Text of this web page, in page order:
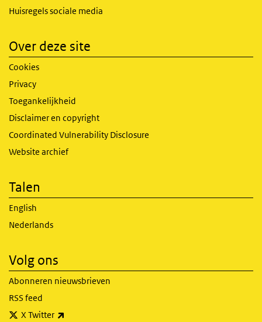
Huisregels sociale media
Over deze site
Cookies
Privacy
Toegankelijkheid
Disclaimer en copyright
Coordinated Vulnerability Disclosure
Website archief
Talen
English
Nederlands
Volg ons
Abonneren nieuwsbrieven
RSS feed
X Twitter